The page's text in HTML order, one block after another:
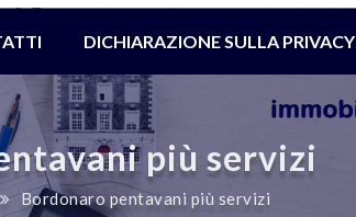
DICHIARAZIONE SULLA PRIVACY
più servizi
Bordonaro pentavani più servizi